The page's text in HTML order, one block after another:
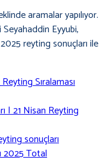
aramalar yapılıyor.
Seyahaddin Eyyubi,
reyting sonuçları ile
Sıralaması
| 21 Nisan Reyting
sonuçları
2025 Total